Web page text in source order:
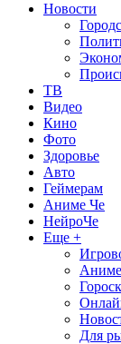
Новости
ТВ
Видео
Кино
Фото
Здоровье
Авто
Геймерам
Аниме Че
НейроЧе
Еще +
Для